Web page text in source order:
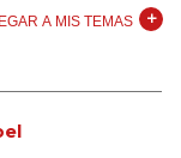
A MIS TEMAS